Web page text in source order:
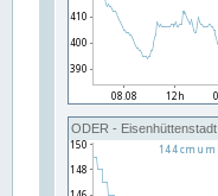
ODER - Eisenhüttenstadt